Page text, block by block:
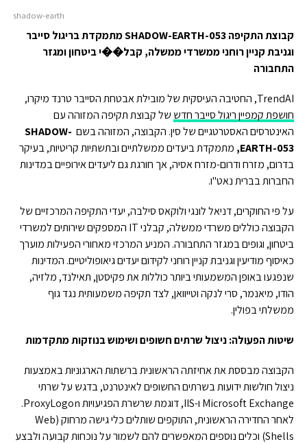
shadow-earth
קבוצת התקיפה
SHADOW-EARTH-053 מתמקדת בריגול סייבר
וגניבת קניין רוחני ממשרדי ממשלה, קבל��י ביטחון ומגזר
התחבורה
TrendAI, החטיבה העיסקית של מובילת אבטחת הסייבר טרנד מיקרו,
חושפת קמפיין ריגול סייבר חדש של קבוצת תקיפה המזוהה עם
האינטרסים האסטרטגיים של סין. הקבוצה, המזוהה בשם SHADOW-
EARTH-053, מתמקדת ביעדים ממשלתיים ובתשתיות קריטיות, בעיקר
בדרום, מזרח ודרום-מזרח אסיה, אך חורגת גם ליעדים אירופיים במדינות
החברות בברית נאט"ו.
על פי החוקרים, דניאל לונגי ולוקאס סילבה, יעדי התקיפה המרכזיים של
הקבוצה כוללים משרדי ממשלה, קבלני IT המספקים שירותים למשרדי
ביטחון, וגופים במגזר התחבורה. המניע המרכזי מאחורי הפעילות מוערך
כאיסוף מודיעין וגניבת קניין רוחני לקידום יעדים גיאופוליטיים. המדינות
שנפגעו באופן המשמעותי ביותר כוללות את פקיסטן, תאילנד, מלזיה,
הודו, מיאנמר, סרי לנקה וטייוואן, לצד תקיפה משמעותית נגד גוף
ממשלתי בפולין.
שיטות הפעולה: ניצול שרתים חשופים ושימוש בנוזקות מתקדמות
הקבוצה מבססת את אחיזתה הראשונית ברשתות הארגוניות באמצעות
ניצול חולשות ידועות בשרתים החשופים לאינטרנט, בדגש על שרתי
Microsoft Exchange ו-IIS, דוגמת שרשרת הפגיעויות ProxyLogon.
לאחר החדירה הראשונית, התוקפים שותלים כלי גישה מרחוק (Web
Shells) וכלים נוספים המאפשרים להם לשמור על נוכחות קבועה ולבצע